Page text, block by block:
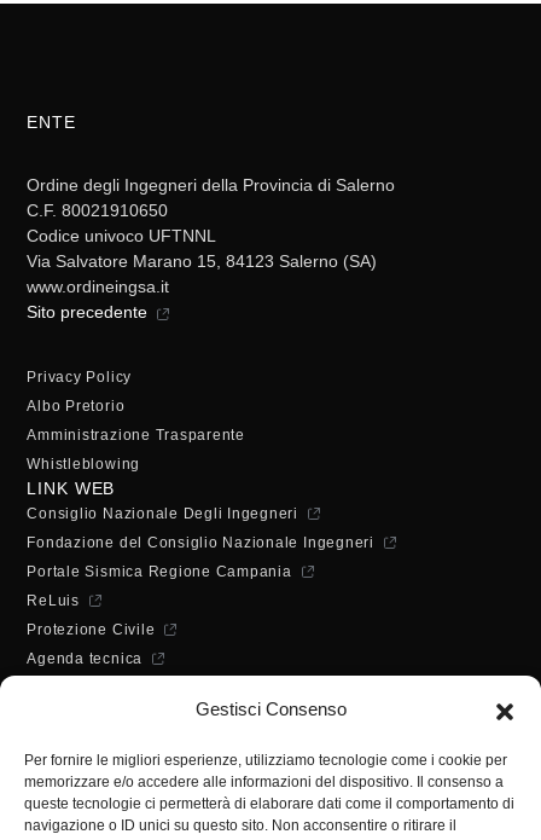
Gestisci Consenso
Per fornire le migliori esperienze, utilizziamo tecnologie come i cookie per
memorizzare e/o accedere alle informazioni del dispositivo. Il consenso a
queste tecnologie ci permetterà di elaborare dati come il comportamento di
navigazione o ID unici su questo sito. Non acconsentire o ritirare il
ENTE
Ordine degli Ingegneri della Provincia di Salerno
C.F. 80021910650
Codice univoco UFTNNL
Via Salvatore Marano 15, 84123 Salerno (SA)
www.ordineingsa.it
Sito precedente
Privacy Policy
Albo Pretorio
Amministrazione Trasparente
Whistleblowing
LINK WEB
Consiglio Nazionale Degli Ingegneri
Fondazione del Consiglio Nazionale Ingegneri
Portale Sismica Regione Campania
ReLuis
Protezione Civile
Agenda tecnica
ORARI DI APERTURA
10:00 - 12:00
Martedì - Giovedì:
10:00 - 12:00 / 14:30 - 16:30